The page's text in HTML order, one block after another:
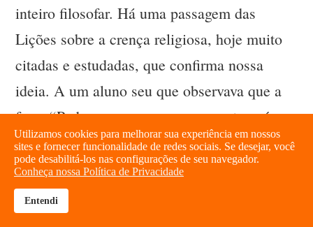
inteiro filosofar. Há uma passagem das
Lições sobre a crença religiosa, hoje muito
citadas e estudadas, que confirma nossa
ideia. A um aluno seu que observava que a
frase “Poderemos ver-nos novamente após a
morte”, dita a um amigo por alguém que
temesse não retornar de sua longa viagem,
podia ser entendida como a expressão
figurada de certo comportamento,
brightness_high
Utilizamos cookies para melhorar sua experiência em nossos
sites e fornecer funcionalidade de redes sociais. Se desejar, você
pode desabilitá-los nas configurações de seu navegador.
Conheça nossa Política de Privacidade
Entendi